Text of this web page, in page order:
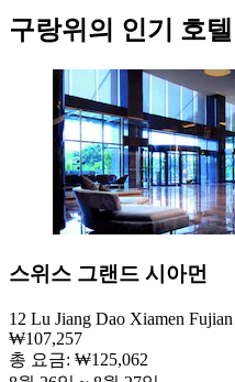
구랑위의 인기 호텔
스위스 그랜드 시아먼
12 Lu Jiang Dao Xiamen Fujian
₩107,257
총 요금: ₩125,062